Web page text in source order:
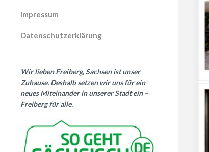
Impressum
Datenschutzerklärung
Wir lieben Freiberg, Sachsen ist unser
Zuhause. Deshalb setzen wir uns für ein
neues Miteinander in unserer Stadt ein –
Freiberg für alle.